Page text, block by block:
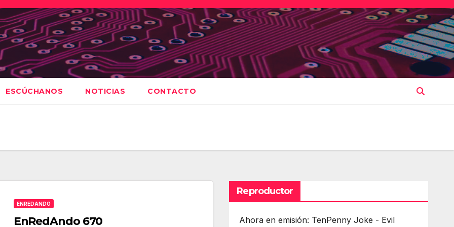
ESCÚCHANOS NOTICIAS CONTACTO
ENREDANDO
EnRedAndo 670
Reproductor
Ahora en emisión: TenPenny Joke - Evil